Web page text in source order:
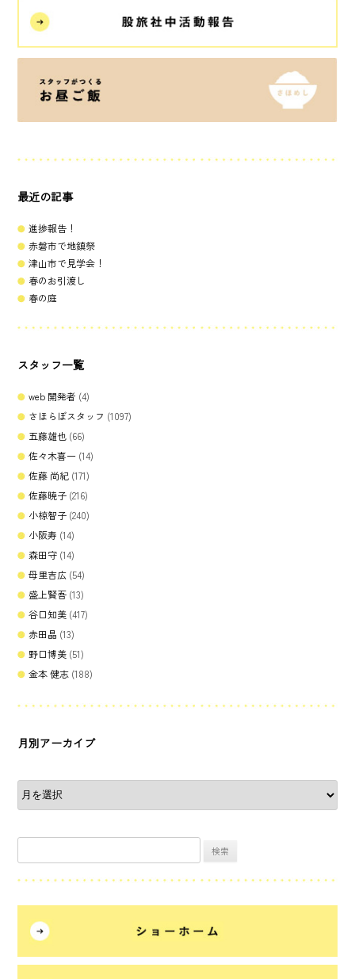
最近の記事
進捗報告！
赤磐市で地鎮祭
津山市で見学会！
春のお引渡し
春の庭
スタッフ一覧
web 開発者 (4)
さほらぼスタッフ (1097)
五藤雄也 (66)
佐々木喜一 (14)
佐藤 尚紀 (171)
佐藤暁子 (216)
小椋智子 (240)
小阪寿 (14)
森田守 (14)
母里吉広 (54)
盛上賢吾 (13)
谷口知美 (417)
赤田晶 (13)
野口博美 (51)
金本 健志 (188)
月別アーカイブ